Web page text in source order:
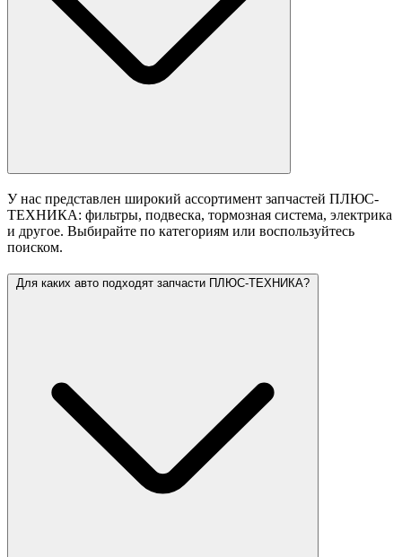
У нас представлен широкий ассортимент запчастей ПЛЮС-
ТЕХНИКА: фильтры, подвеска, тормозная система, электрика
и другое. Выбирайте по категориям или воспользуйтесь
поиском.
Для каких авто подходят запчасти ПЛЮС-ТЕХНИКА?